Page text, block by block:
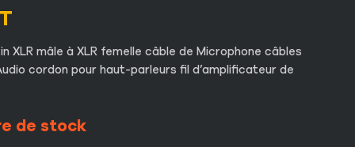
XLR mâle à XLR femelle câble de Microphone câbles
cordon pour haut-parleurs fil d’amplificateur de
de stock